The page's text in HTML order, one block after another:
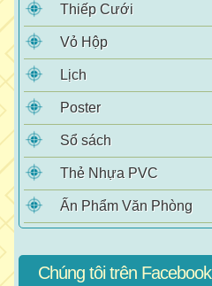
Thiếp Cưới
Vỏ Hộp
Lịch
Poster
Sổ sách
Thẻ Nhựa PVC
Ấn Phẩm Văn Phòng
Chúng tôi trên Facebook